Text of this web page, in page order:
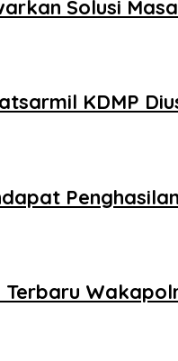
Solusi
KDMP
Penghasilan
Terbaru